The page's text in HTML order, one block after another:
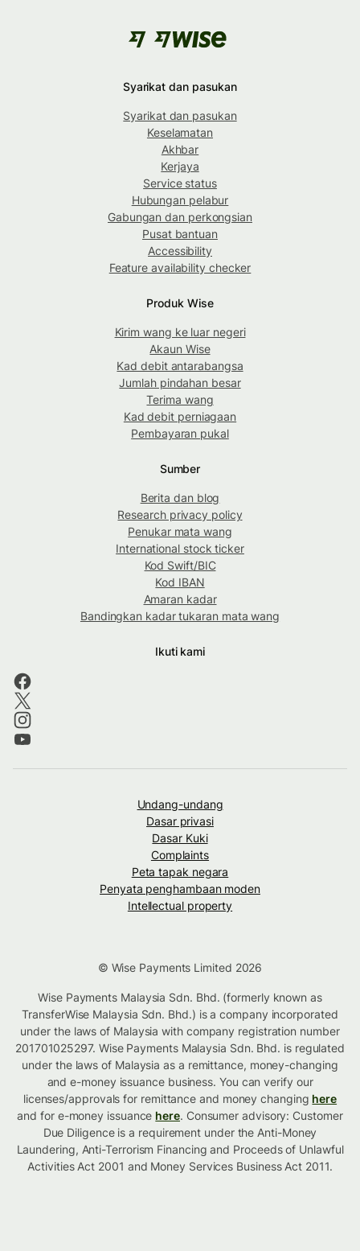
Syarikat dan pasukan
Syarikat dan pasukan
Keselamatan
Akhbar
Kerjaya
Service status
Hubungan pelabur
Gabungan dan perkongsian
Pusat bantuan
Accessibility
Feature availability checker
Produk Wise
Kirim wang ke luar negeri
Akaun Wise
Kad debit antarabangsa
Jumlah pindahan besar
Terima wang
Kad debit perniagaan
Pembayaran pukal
Sumber
Berita dan blog
Research privacy policy
Penukar mata wang
International stock ticker
Kod Swift/BIC
Kod IBAN
Amaran kadar
Bandingkan kadar tukaran mata wang
Ikuti kami
Undang-undang
Dasar privasi
Dasar Kuki
Complaints
Peta tapak negara
Penyata penghambaan moden
Intellectual property
© Wise Payments Limited 2026
Wise Payments Malaysia Sdn. Bhd. (formerly known as
TransferWise Malaysia Sdn. Bhd.) is a company incorporated
under the laws of Malaysia with company registration number
201701025297. Wise Payments Malaysia Sdn. Bhd. is regulated
under the laws of Malaysia as a remittance, money-changing
and e-money issuance business. You can verify our
licenses/approvals for remittance and money changing here
and for e-money issuance here. Consumer advisory: Customer
Due Diligence is a requirement under the Anti-Money
Laundering, Anti-Terrorism Financing and Proceeds of Unlawful
Activities Act 2001 and Money Services Business Act 2011.